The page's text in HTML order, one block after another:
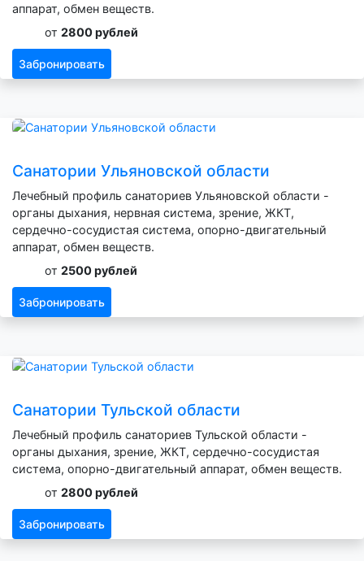
аппарат, обмен веществ.
от 2800 рублей
Забронировать
Санатории Ульяновской области
Лечебный профиль санаториев Ульяновской области -
органы дыхания, нервная система, зрение, ЖКТ,
сердечно-сосудистая система, опорно-двигательный
аппарат, обмен веществ.
от 2500 рублей
Забронировать
Санатории Тульской области
Лечебный профиль санаториев Тульской области -
органы дыхания, зрение, ЖКТ, сердечно-сосудистая
система, опорно-двигательный аппарат, обмен веществ.
от 2800 рублей
Забронировать